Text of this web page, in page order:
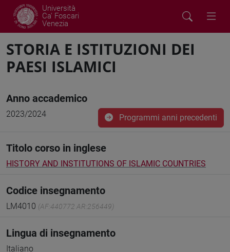
Università
Ca' Foscari
Venezia
STORIA E ISTITUZIONI DEI
PAESI ISLAMICI
Anno accademico
2023/2024 Programmi anni precedenti
Titolo corso in inglese
HISTORY AND INSTITUTIONS OF ISLAMIC COUNTRIES
Codice insegnamento
LM4010 (AF:440772 AR:256449)
Lingua di insegnamento
Italiano